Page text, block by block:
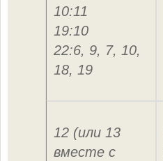
10:11
19:10
22:6, 9, 7, 10,
18, 19
12 (или 13
вместе с